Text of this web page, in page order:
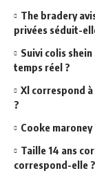
The bradery
privées séduit-
Suivi colis
temps réel ?
Xl correspond
?
Cooke
Taille 14 ans
correspond-elle ?